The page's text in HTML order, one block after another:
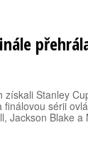
získali Stanley
sérii
Jackson Blake a